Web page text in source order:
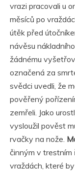
vrazi pracovali u
měsíců po
útěk před
návěsu
žádnému
označená za
svědci uvedli, že
pověřený
zemřeli. Jako
vysloužil pověst
rvačky na nože.
činným v trestním
vraždách, které